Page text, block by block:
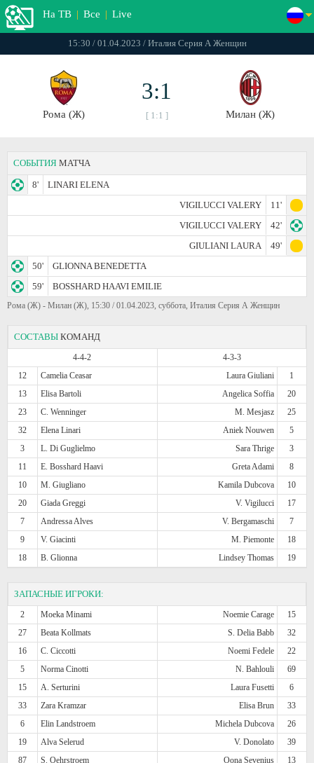
На ТВ | Все | Live
15:30 / 01.04.2023 / Италия Серия А Женщин
Рома (Ж)
3:1
[ 1:1 ] Милан (Ж)
СОБЫТИЯ МАТЧА
8'
LINARI ELENA
VIGILUCCI VALERY
11'
VIGILUCCI VALERY
42'
GIULIANI LAURA
49'
50'
GLIONNA BENEDETTA
59'
BOSSHARD HAAVI EMILIE
Рома (Ж) - Милан (Ж), 15:30 / 01.04.2023, суббота, Италия Серия А Женщин
СОСТАВЫ КОМАНД
4-4-2
4-3-3
12
Camelia Ceasar Laura Giuliani
1
13
Elisa Bartoli Angelica Soffia
20
23
C. Wenninger M. Mesjasz
25
32
Elena Linari Aniek Nouwen
5
3
L. Di Guglielmo Sara Thrige
3
11
E. Bosshard Haavi Greta Adami
8
10
M. Giugliano Kamila Dubcova
10
20
Giada Greggi V. Vigilucci
17
7
Andressa Alves V. Bergamaschi
7
9
V. Giacinti M. Piemonte
18
18
B. Glionna Lindsey Thomas 19
ЗАПАСНЫЕ ИГРОКИ:
2 Moeka Minami Noemie Carage
15
27
Beata Kollmats S. Delia Babb
32
16
C. Ciccotti Noemi Fedele
22
5
Norma Cinotti N. Bahlouli
69
15
A. Serturini Laura Fusetti
6
33
Zara Kramzar Elisa Brun
33
6
Elin Landstroem Michela Dubcova
26
19
Alva Selerud V. Donolato
39
87
S. Oehrstroem Oona Sevenius 13